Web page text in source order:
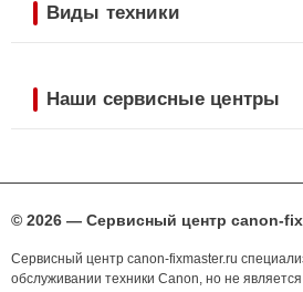
Виды техники
Наши сервисные центры
© 2026 — Сервисный центр canon-
Сервисный центр canon-fixmaster.ru
обслуживании техники Canon, но не